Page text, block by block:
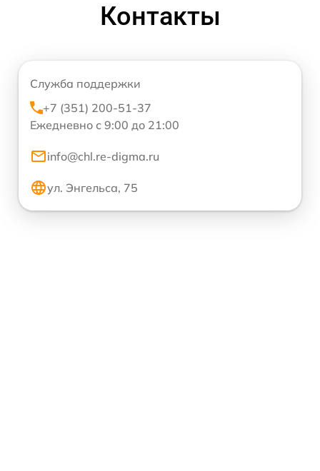
Контакты
Служба поддержки
+7 (351) 200-51-37
Ежедневно с 9:00 до 21:00
info@chl.re-digma.ru
ул. Энгельса, 75